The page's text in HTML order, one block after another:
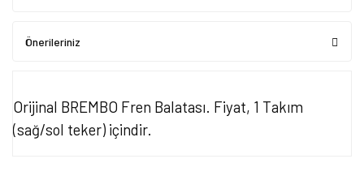
Önerileriniz
Orijinal BREMBO Fren Balatası. Fiyat, 1 Takım
(sağ/sol teker) içindir.